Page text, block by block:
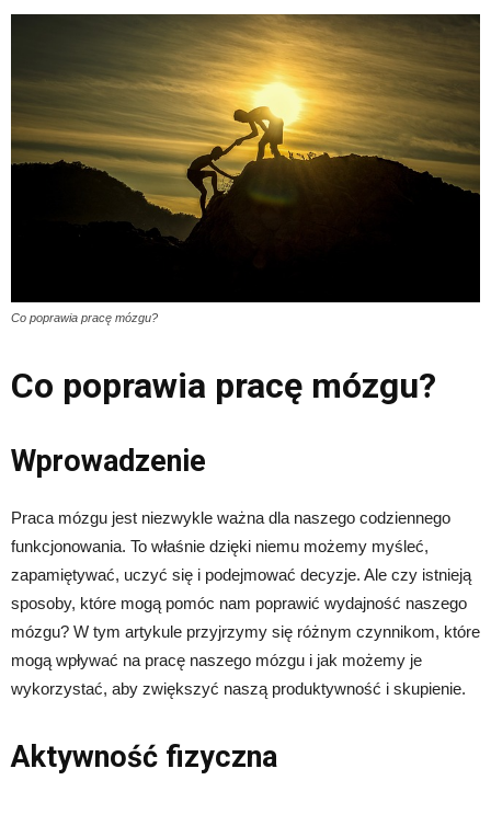
Co poprawia pracę mózgu?
Co poprawia pracę mózgu?
Wprowadzenie
Praca mózgu jest niezwykle ważna dla naszego codziennego
funkcjonowania. To właśnie dzięki niemu możemy myśleć,
zapamiętywać, uczyć się i podejmować decyzje. Ale czy istnieją
sposoby, które mogą pomóc nam poprawić wydajność naszego
mózgu? W tym artykule przyjrzymy się różnym czynnikom, które
mogą wpływać na pracę naszego mózgu i jak możemy je
wykorzystać, aby zwiększyć naszą produktywność i skupienie.
Aktywność fizyczna